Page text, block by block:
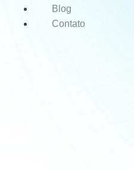
Blog
Contato